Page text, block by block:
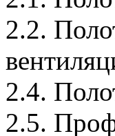
2.2.
2.4.
2.5.